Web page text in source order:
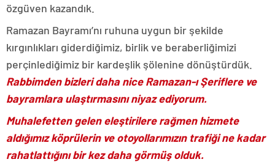
özgüven kazandık.
Ramazan Bayramı’nı ruhuna uygun bir şekilde
kırgınlıkları giderdiğimiz, birlik ve beraberliğimizi
perçinlediğimiz bir kardeşlik şölenine dönüştürdük.
Rabbimden bizleri daha nice Ramazan-ı Şeriflere ve
bayramlara ulaştırmasını niyaz ediyorum.
Muhalefetten gelen eleştirilere rağmen hizmete
aldığımız köprülerin ve otoyollarımızın trafiği ne kadar
rahatlattığını bir kez daha görmüş olduk.